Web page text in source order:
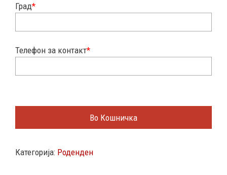
Град*
Телефон за контакт*
Во Кошничка
Категорија: Роденден